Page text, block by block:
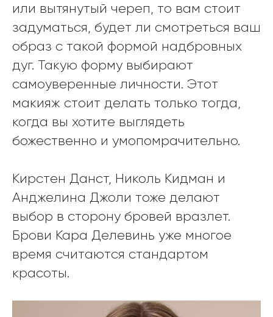
или вытянутый череп, то вам стоит
задуматься, будет ли смотреться ваш
образ с такой формой надбровных
дуг. Такую форму выбирают
самоуверенные личности. Этот
макияж стоит делать только тогда,
когда вы хотите выглядеть
божественно и умопомрачительно.
Кирстен Данст, Николь Кидман и
Анджелина Джоли тоже делают
выбор в сторону бровей вразлет.
Брови Кара Делевинь уже многое
время считаются стандартом
красоты.